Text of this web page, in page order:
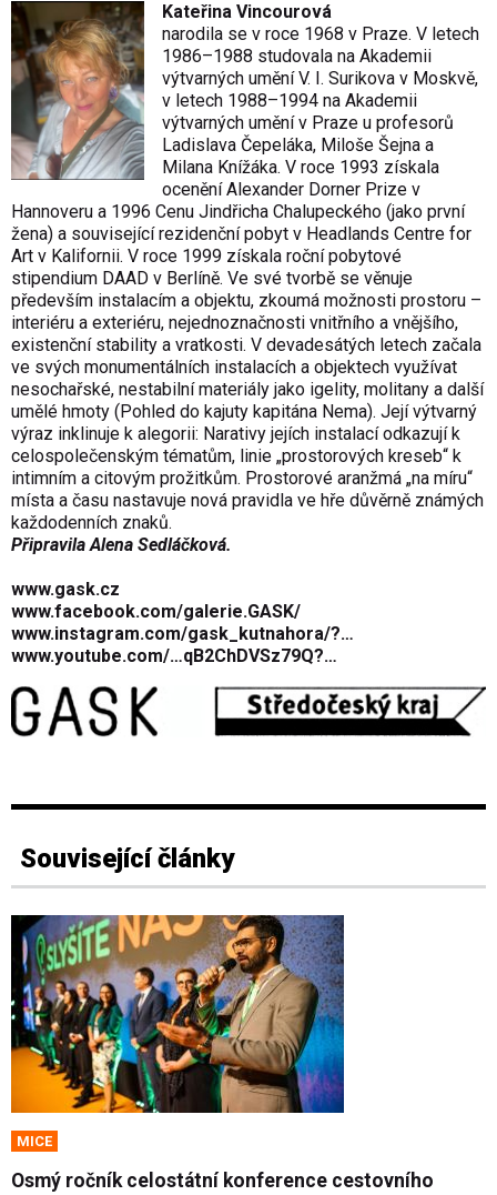
Kateřina Vincourová
narodila se v roce 1968 v Praze. V letech
1986–1988 studovala na Akademii
výtvarných umění V. I. Surikova v Moskvě,
v letech 1988–1994 na Akademii
výtvarných umění v Praze u profesorů
Ladislava Čepeláka, Miloše Šejna a
Milana Knížáka. V roce 1993 získala
ocenění Alexander Dorner Prize v
Hannoveru a 1996 Cenu Jindřicha Chalupeckého (jako první
žena) a související rezidenční pobyt v Headlands Centre for
Art v Kalifornii. V roce 1999 získala roční pobytové
stipendium DAAD v Berlíně. Ve své tvorbě se věnuje
především instalacím a objektu, zkoumá možnosti prostoru –
interiéru a exteriéru, nejednoznačnosti vnitřního a vnějšího,
existenční stability a vratkosti. V devadesátých letech začala
ve svých monumentálních instalacích a objektech využívat
nesochařské, nestabilní materiály jako igelity, molitany a další
umělé hmoty (Pohled do kajuty kapitána Nema). Její výtvarný
výraz inklinuje k alegorii: Narativy jejích instalací odkazují k
celospolečenským tématům, linie „prostorových kreseb“ k
intimním a citovým prožitkům. Prostorové aranžmá „na míru“
místa a času nastavuje nová pravidla ve hře důvěrně známých
každodenních znaků.
Připravila Alena Sedláčková.
www.gask.cz
www.facebook.com/galerie.GASK/
www.instagram.com/gask_kutnahora/?…
www.youtube.com/…qB2ChDVSz79Q?…
Související články
MICE
Osmý ročník celostátní konference cestovního